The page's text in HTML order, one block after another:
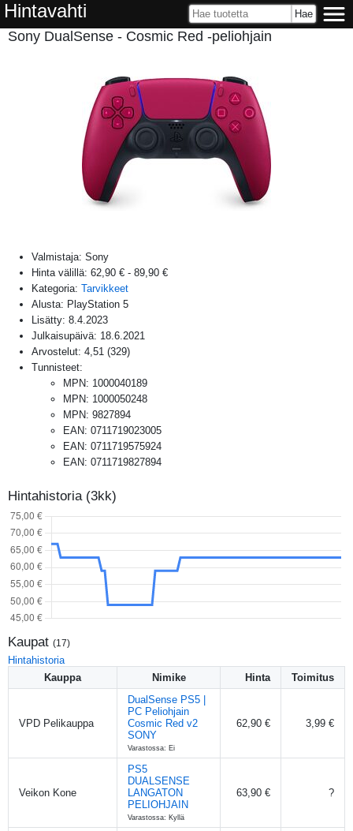
Hintavahti
Sony DualSense - Cosmic Red -peliohjain
Valmistaja: Sony
Hinta välillä: 62,90 € - 89,90 €
Kategoria: Tarvikkeet
Alusta: PlayStation 5
Lisätty: 8.4.2023
Julkaisupäivä: 18.6.2021
Arvostelut: 4,51 (329)
Tunnisteet:
MPN: 1000040189
MPN: 1000050248
MPN: 9827894
EAN: 0711719023005
EAN: 0711719575924
EAN: 0711719827894
Hintahistoria (3kk)
Kaupat (17)
Hintahistoria
Kauppa
Nimike Hinta Toimitus
VPD Pelikauppa
DualSense PS5 |
PC Peliohjain
Cosmic Red v2
SONY
Varastossa: Ei
62,90 € 3,99 €
Veikon Kone
PS5
DUALSENSE
LANGATON
PELIOHJAIN
Varastossa: Kyllä
63,90 € ?